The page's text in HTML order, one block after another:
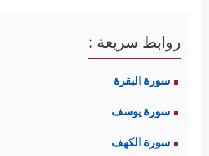
روابط سريعة :
سورة البقرة
سورة يوسف
سورة الكهف